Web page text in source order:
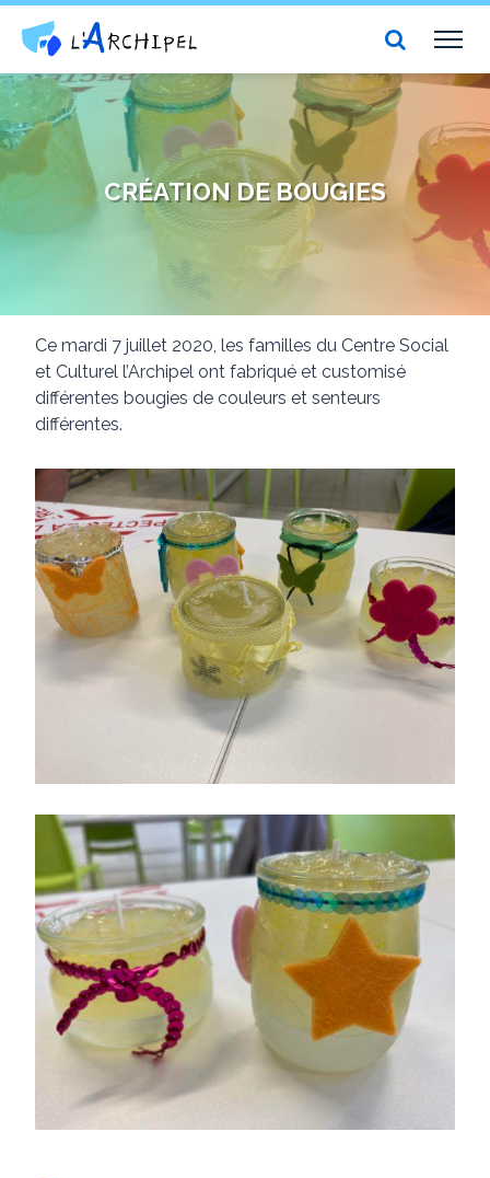
Centre social et culturel l'Archipel
CRÉATION DE BOUGIES
Ce mardi 7 juillet 2020, les familles du Centre Social
et Culturel l’Archipel ont fabriqué et customisé
différentes bougies de couleurs et senteurs
différentes.